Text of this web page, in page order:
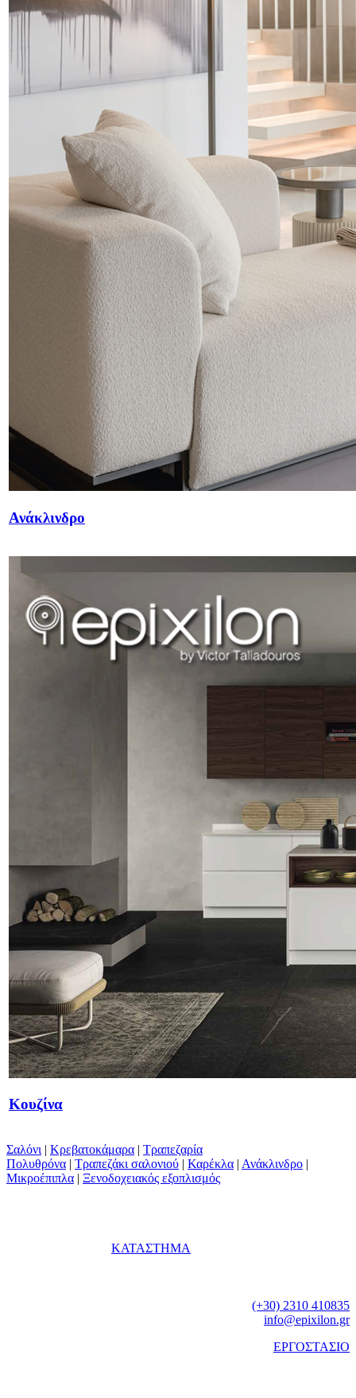
Ανάκλινδρο
Κουζίνα
Σαλόνι | Κρεβατοκάμαρα | Τραπεζαρία
Πολυθρόνα | Τραπεζάκι σαλονιού | Καρέκλα | Ανάκλινδρο |
Μικροέπιπλα | Ξενοδοχειακός εξοπλισμός
ΚΑΤΑΣΤΗΜΑ
(+30) 2310 410835
info@epixilon.gr
ΕΡΓΟΣΤΑΣΙΟ